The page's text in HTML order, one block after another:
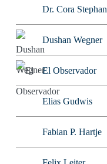
Dr. Cora Stephan
Dushan Wegner
El Observador
Elias Gudwis
Fabian P. Hartje